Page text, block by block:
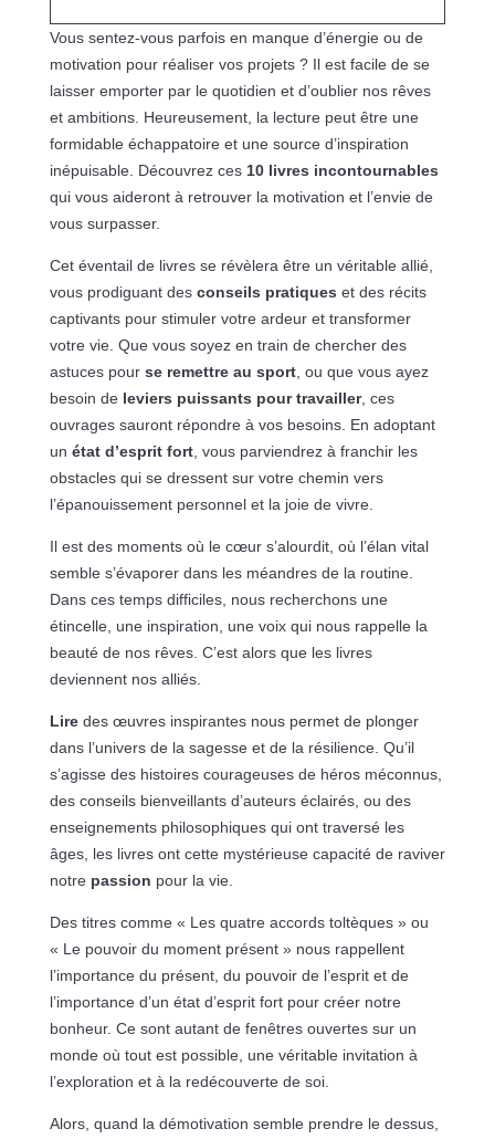
Vous sentez-vous parfois en manque d’énergie ou de
motivation pour réaliser vos projets ? Il est facile de se
laisser emporter par le quotidien et d’oublier nos rêves
et ambitions. Heureusement, la lecture peut être une
formidable échappatoire et une source d’inspiration
inépuisable. Découvrez ces 10 livres incontournables
qui vous aideront à retrouver la motivation et l’envie de
vous surpasser.
Cet éventail de livres se révèlera être un véritable allié,
vous prodiguant des conseils pratiques et des récits
captivants pour stimuler votre ardeur et transformer
votre vie. Que vous soyez en train de chercher des
astuces pour se remettre au sport, ou que vous ayez
besoin de leviers puissants pour travailler, ces
ouvrages sauront répondre à vos besoins. En adoptant
un état d’esprit fort, vous parviendrez à franchir les
obstacles qui se dressent sur votre chemin vers
l’épanouissement personnel et la joie de vivre.
Il est des moments où le cœur s’alourdit, où l’élan vital
semble s’évaporer dans les méandres de la routine.
Dans ces temps difficiles, nous recherchons une
étincelle, une inspiration, une voix qui nous rappelle la
beauté de nos rêves. C’est alors que les livres
deviennent nos alliés.
Liredes œuvres inspirantes nous permet de plonger
dans l’univers de la sagesse et de la résilience. Qu’il
s’agisse des histoires courageuses de héros méconnus,
des conseils bienveillants d’auteurs éclairés, ou des
enseignements philosophiques qui ont traversé les
âges, les livres ont cette mystérieuse capacité de raviver
notre passion pour la vie.
Des titres comme « Les quatre accords toltèques » ou
« Le pouvoir du moment présent » nous rappellent
l’importance du présent, du pouvoir de l’esprit et de
l’importance d’un état d’esprit fort pour créer notre
bonheur. Ce sont autant de fenêtres ouvertes sur un
monde où tout est possible, une véritable invitation à
l’exploration et à la redécouverte de soi.
Alors, quand la démotivation semble prendre le dessus,